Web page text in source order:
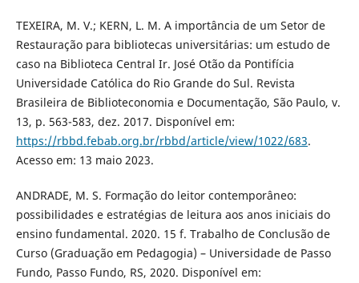
TEXEIRA, M. V.; KERN, L. M. A importância de um Setor de
Restauração para bibliotecas universitárias: um estudo de
caso na Biblioteca Central Ir. José Otão da Pontifícia
Universidade Católica do Rio Grande do Sul. Revista
Brasileira de Biblioteconomia e Documentação, São Paulo, v.
13, p. 563-583, dez. 2017. Disponível em:
https://rbbd.febab.org.br/rbbd/article/view/1022/683.
Acesso em: 13 maio 2023.
ANDRADE, M. S. Formação do leitor contemporâneo:
possibilidades e estratégias de leitura aos anos iniciais do
ensino fundamental. 2020. 15 f. Trabalho de Conclusão de
Curso (Graduação em Pedagogia) – Universidade de Passo
Fundo, Passo Fundo, RS, 2020. Disponível em: